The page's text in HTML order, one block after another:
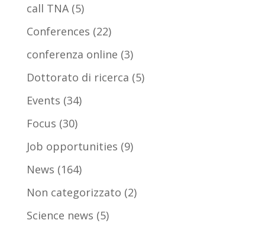
call TNA(5)
Conferences (22)
conferenza online (3)
Dottorato di ricerca (5)
Events (34)
Focus (30)
Job opportunities (9)
News (164)
Non categorizzato (2)
Science news (5)